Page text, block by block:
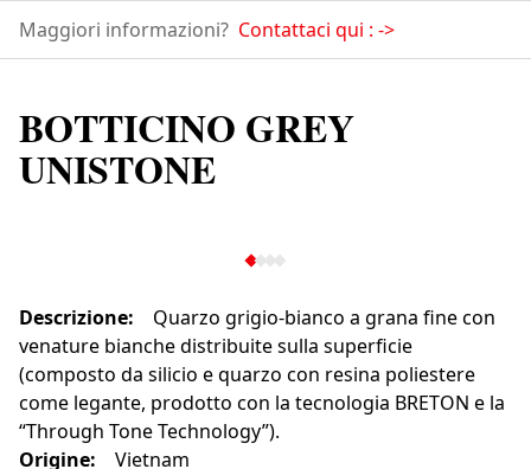
Maggiori informazioni? Contattaci qui : ->
BOTTICINO GREY
UNISTONE
Descrizione:
Quarzo grigio-bianco a grana fine con
venature bianche distribuite sulla superficie
(composto da silicio e quarzo con resina poliestere
come legante, prodotto con la tecnologia BRETON e la
“Through Tone Technology”).
Origine:
Vietnam